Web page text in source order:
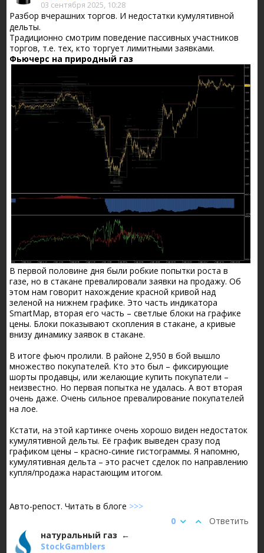
03 сентября 2025, 10:28
Разбор вчерашних торгов. И недостатки кумулятивной
дельты.
Традиционно смотрим поведение пассивных участников
торгов, т.е. тех, кто торгует лимитными заявками.
Фьючерс на природный газ
В первой половине дня были робкие попытки роста в
газе, но в стакане превалировали заявки на продажу. Об
этом нам говорит нахождение красной кривой над
зеленой на нижнем графике. Это часть индикатора
SmartMap, вторая его часть – светлые блоки на графике
цены. Блоки показывают скопления в стакане, а кривые
внизу динамику заявок в стакане.
В итоге фьюч пролили. В районе 2,950 в бой вышло
множество покупателей. Кто это был – фиксирующие
шорты продавцы, или желающие купить покупатели –
неизвестно. Но первая попытка не удалась. А вот вторая
очень даже. Очень сильное превалирование покупателей
на лое.
Кстати, на этой картинке очень хорошо виден недостаток
кумулятивной дельты. Её график выведен сразу под
графиком цены – красно-синие гистограммы. Я напомню,
кумулятивная дельта – это расчет сделок по направлению
купля/продажа нарастающим итогом.
Авто-репост. Читать в блоге >>>
Ответить
0
натуральный газ
StockGamblers